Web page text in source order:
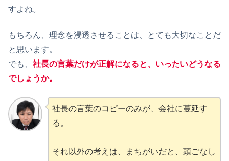
すよね。
もちろん、理念を浸透させることは、とても大切なことだ
と思います。
でも、 社長の言葉だけが正解になると、いったいどうなる
でしょうか。
社長の言葉のコピーのみが、会社に蔓延す
る。
それ以外の考えは、まちがいだと、頭ごなし